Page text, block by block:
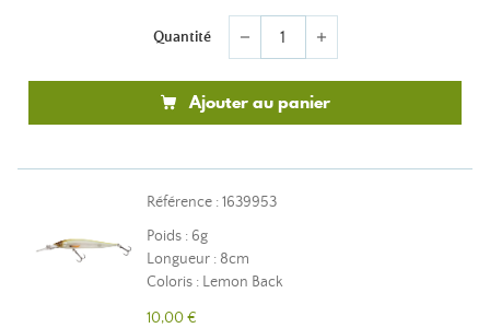
Quantité remove add
Ajouter au panier
Référence : 1639953
Poids : 6g
Longueur : 8cm
Coloris : Lemon Back
10,00 €